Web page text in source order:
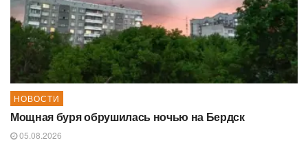
НОВОСТИ
Мощная буря обрушилась ночью на Бердск
05.08.2026